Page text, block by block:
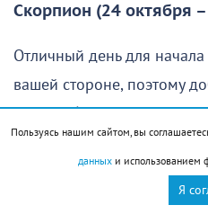
Скорпион (24 октября
Отличный день для
вашей стороне, поэтому
удастся быстрее, чем вы
помогут давние
союзники, так что многие
Пользуясь нашим сайтом, вы
данныхи использованием
Я